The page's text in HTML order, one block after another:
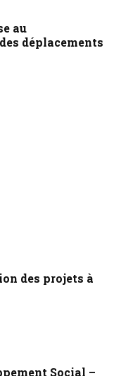
au
déplacements
des projets à
Social –